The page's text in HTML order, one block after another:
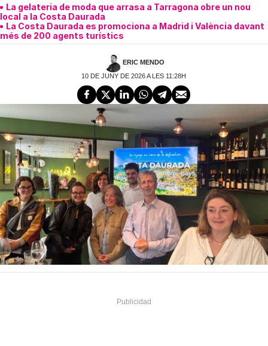
La gelateria de moda que arrasa a Tarragona obre un nou
local a la Costa Daurada
La Costa Daurada es promociona a Madrid i València davant
més de 200 agents turístics
ERIC MENDO
10 DE JUNY DE 2026 A LES 11:28H